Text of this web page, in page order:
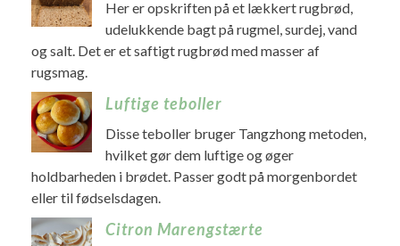
Her er opskriften på et lækkert rugbrød,
udelukkende bagt på rugmel, surdej, vand
og salt. Det er et saftigt rugbrød med masser af
rugsmag.
Luftige teboller
Disse teboller bruger Tangzhong metoden,
hvilket gør dem luftige og øger
holdbarheden i brødet. Passer godt på morgenbordet
eller til fødselsdagen.
Citron Marengstærte